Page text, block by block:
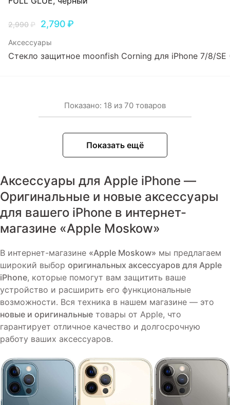
2,990₽ 2,790₽
Аксессуары
Стекло защитное moonfish Corning для iPhone 7/8/SE
Показано: 18 из 70 товаров
Показать ещё
Аксессуары для Apple iPhone —
Оригинальные и новые аксессуары
для вашего iPhone в интернет-
магазине «Apple Moskow»
В интернет-магазине «Apple Moskow» мы предлагаем
широкий выбор оригинальных аксессуаров для Apple
iPhone, которые помогут вам защитить ваше
устройство и расширить его функциональные
возможности. Вся техника в нашем магазине — это
новые и оригинальные товары от Apple, что
гарантирует отличное качество и долгосрочную
работу ваших аксессуаров.